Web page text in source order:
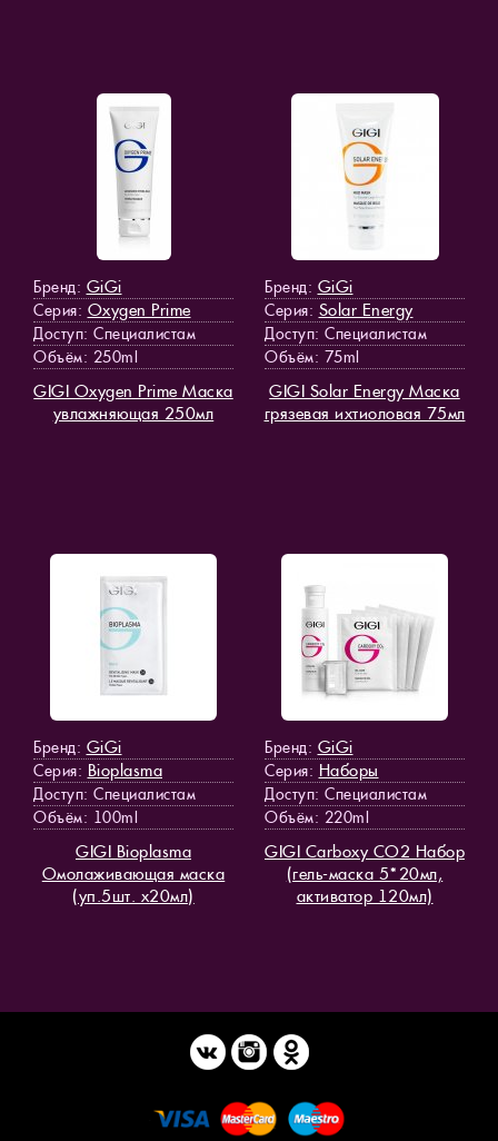
Бренд: GiGi
Серия: Oxygen Prime
Доступ: Специалистам
Объём: 250ml
GIGI Oxygen Prime Маска
увлажняющая 250мл
Бренд: GiGi
Серия: Solar Energy
Доступ: Специалистам
Объём: 75ml
GIGI Solar Energy Маска
грязевая ихтиоловая 75мл
Бренд: GiGi
Серия: Bioplasma
Доступ: Специалистам
Объём: 100ml
GIGI Bioplasma
Омолаживающая маска
(уп.5шт. х20мл)
Бренд: GiGi
Серия: Наборы
Доступ: Специалистам
Объём: 220ml
GIGI Carboxy CO2 Набор
(гель-маска 5*20мл,
активатор 120мл)